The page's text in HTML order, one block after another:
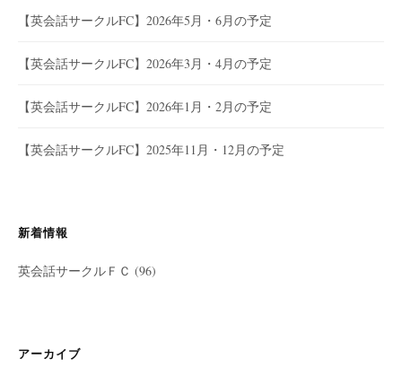
【英会話サークルFC】2026年5月・6月の予定
【英会話サークルFC】2026年3月・4月の予定
【英会話サークルFC】2026年1月・2月の予定
【英会話サークルFC】2025年11月・12月の予定
新着情報
英会話サークルＦＣ (96)
アーカイブ